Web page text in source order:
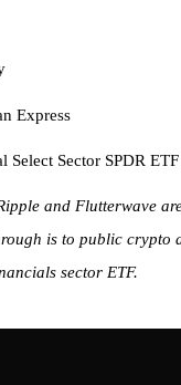
Express
Sector SPDR
and Flutterwave
is to public crypto
sector ETF.